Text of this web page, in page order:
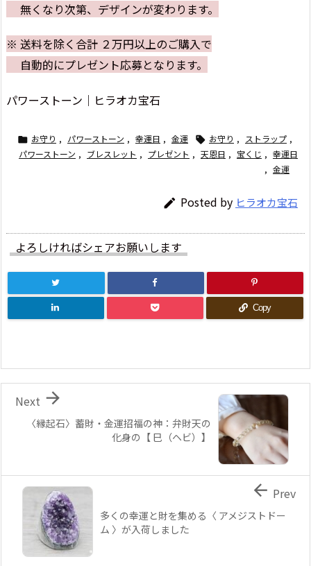
無くなり次第、デザインが変わります。
※ 送料を除く合計 ２万円以上のご購入で
自動的にプレゼント応募となります。
パワーストーン｜ヒラオカ宝石
 お守り , パワーストーン , 幸運日 , 金運  お守り , ストラップ ,
パワーストーン , ブレスレット , プレゼント , 天恩日 , 宝くじ , 幸運日
, 金運
 Posted by ヒラオカ宝石
よろしければシェアお願いします
Copy
〈縁起石〉蓄財・金運招福の神：弁財天の
化身の【 巳（ヘビ）】

Next
多くの幸運と財を集める〈 アメジストドー
ム 〉が入荷しました
 Prev